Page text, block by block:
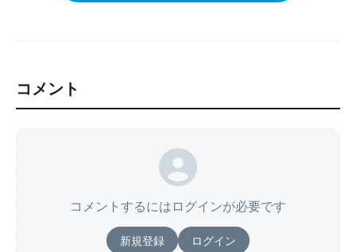
コメント
コメントするにはログインが必要です
新規登録 ログイン